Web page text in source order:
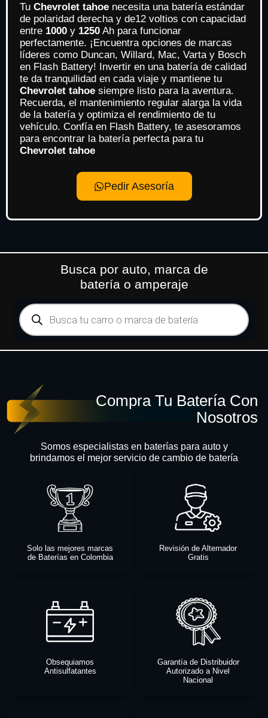
Tu Chevrolet tahoe necesita una batería estándar
de polaridad derecha y de12 voltios con capacidad
entre 1000 y 1250 Ah para funcionar
perfectamente. ¡Encuentra opciones de marcas
líderes como Duncan, Willard, Mac, Varta y Bosch
en Flash Battery! Invertir en una batería de calidad
te da tranquilidad en cada viaje y mantiene tu
Chevrolet tahoe siempre listo para la aventura.
Recuerda, el mantenimiento regular alarga la vida
de la batería y optimiza el rendimiento de tu
vehículo. Confía en Flash Battery, te asesoramos
para encontrar la batería perfecta para tu
Chevrolet tahoe
Pedir Asesoría
Busca por auto, marca de
batería o amperaje
Compra Tu Batería Con
Nosotros
Somos especialistas en baterías para auto y
brindamos el mejor servicio de cambio de batería
Solo las mejores marcas
de Baterías en Colombia
Revisión de Alternador
Gratis
Obsequiamos
Antisulfatantes
Garantía de Distribuidor
Autorizado a Nivel
Nacional